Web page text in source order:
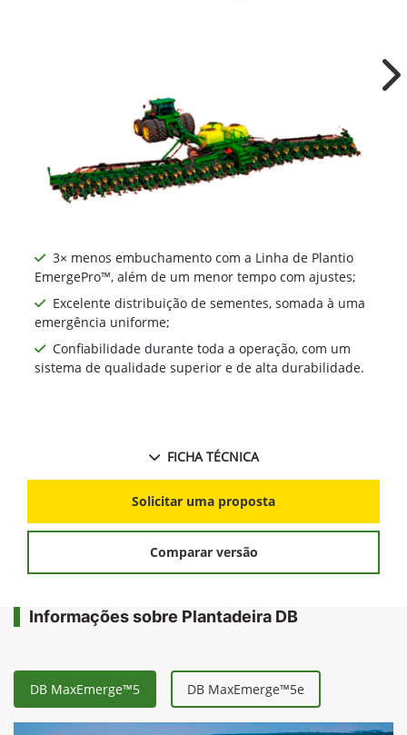
3× menos embuchamento com a Linha de Plantio
EmergePro™, além de um menor tempo com ajustes;
Excelente distribuição de sementes, somada à uma
emergência uniforme;
Confiabilidade durante toda a operação, com um
sistema de qualidade superior e de alta durabilidade.
FICHA TÉCNICA
Solicitar uma proposta
Comparar versão
Informações sobre Plantadeira DB
DB MaxEmerge™5 DB MaxEmerge™5e